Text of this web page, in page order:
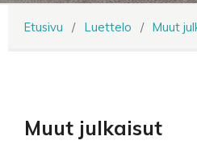
Etusivu / Luettelo / Muut
Muut julkaisut